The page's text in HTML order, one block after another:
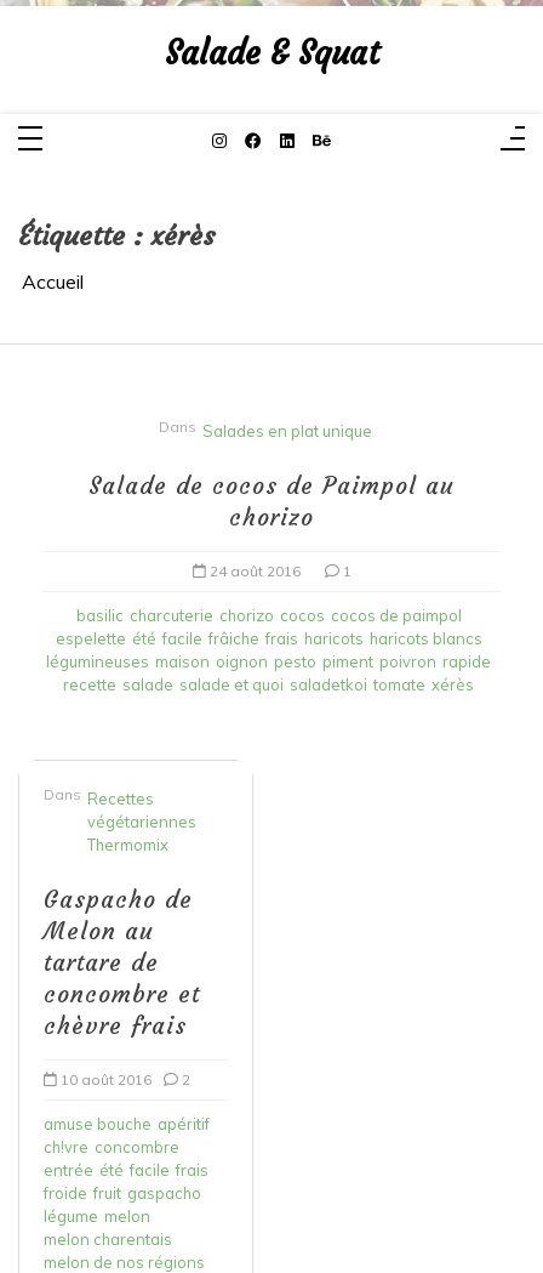
Aller
Salade & Squat
Étiquette :xérès
Accueil
Dans Salades en plat unique
Salade de cocos de Paimpol au
chorizo
24 août 2016 1
basilic charcuterie chorizo cocos cocos de paimpol
espelette été facile frâiche frais haricots haricots blancs
légumineuses maison oignon pesto piment poivron rapide
recette salade salade et quoi saladetkoi tomate xérès
Dans Recettes
végétariennes
Thermomix
Gaspacho de
Melon au
tartare de
concombre et
chèvre frais
10 août 2016 2
amuse bouche apéritif
ch!vre concombre
entrée été facile frais
froide fruit gaspacho
légume melon
melon charentais
melon de nos régions